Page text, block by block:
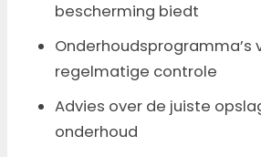
bescherming biedt
Onderhoudsprogramma’s
regelmatige controle
Advies over de juiste
onderhoud